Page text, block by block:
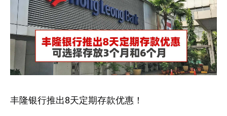
丰隆银行推出8天定期存款优惠！